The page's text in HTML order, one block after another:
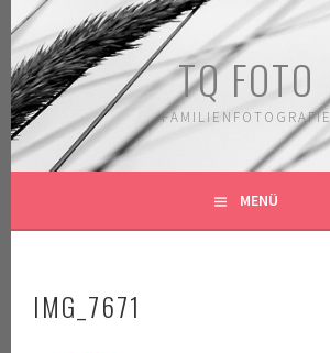
Springe
zum
Inhalt
TQ FOTO
FAMILIENFOTOGRAFIE
MENÜ
IMG_7671